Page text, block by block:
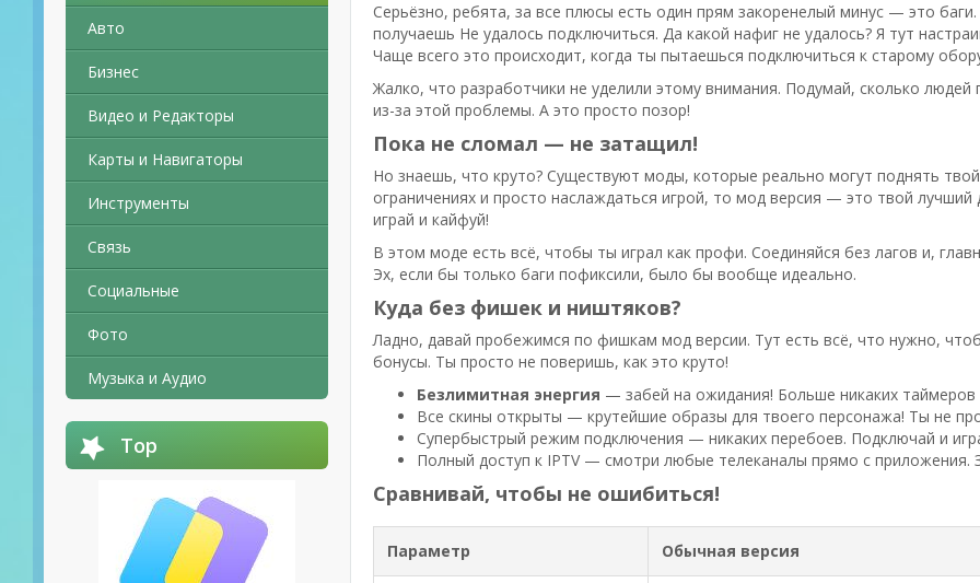
Авто
Бизнес
Видео и Редакторы
Карты и Навигаторы
Инструменты
Связь
Социальные
Фото
Музыка и Аудио
Top
Серьёзно, ребята, за все плюсы есть один прям закоренелый минус — это
получаешь Не удалось подключиться. Да какой нафиг не удалось? Я тут
Чаще всего это происходит, когда ты пытаешься подключиться к старому
Жалко, что разработчики не уделили этому внимания. Подумай, сколько
из-за этой проблемы. А это просто позор!
Пока не сломал — не затащил!
Но знаешь, что круто? Существуют моды, которые реально могут поднять
ограничениях и просто наслаждаться игрой, то мод версия — это твой
играй и кайфуй!
В этом моде есть всё, чтобы ты играл как профи. Соединяйся без лагов и,
Эх, если бы только баги пофиксили, было бы вообще идеально.
Куда без фишек и ништяков?
Ладно, давай пробежимся по фишкам мод версии. Тут есть всё, что нужно,
бонусы. Ты просто не поверишь, как это круто!
Безлимитная энергия — забей на ожидания! Больше никаких таймеров
Все скины открыты — крутейшие образы для твоего персонажа! Ты не
Супербыстрый режим подключения — никаких перебоев. Подключай и
Полный доступ к IPTV — смотри любые телеканалы прямо с приложения.
Сравнивай, чтобы не ошибиться!
Параметр Обычная версия